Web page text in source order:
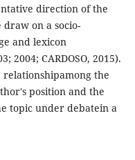
direction of the
on a socio-
and lexicon
2004; CARDOSO, 2015).
the
position and the
topic under debatein a